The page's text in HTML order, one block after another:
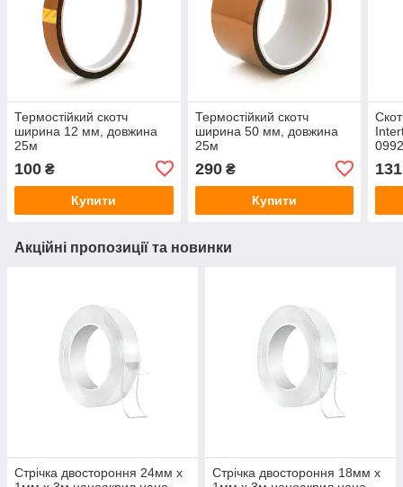
Термостійкий скотч
ширина 12 мм, довжина
25м
100 ₴
Купити
Термостійкий скотч
ширина 50 мм, довжина
25м
290₴
Купити
131
Акційні пропозиції та новинки
Стрічка двостороння 24мм x
Стрічка двостороння 18мм x